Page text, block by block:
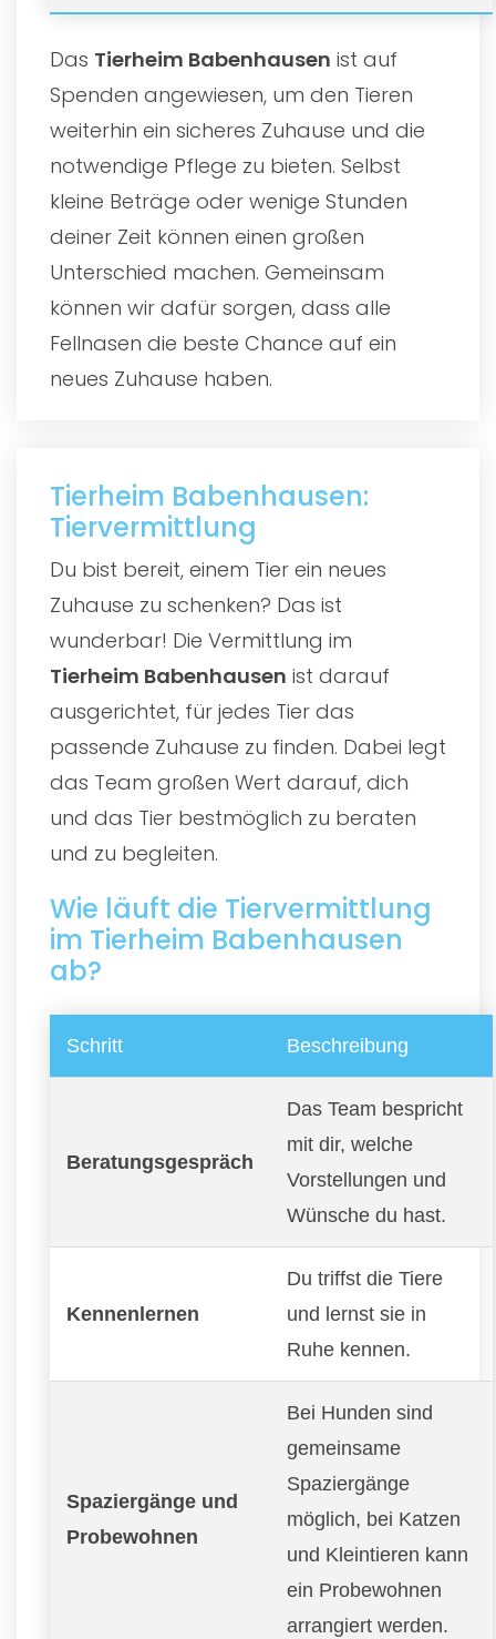
Das Tierheim Babenhausen ist auf
Spenden angewiesen, um den Tieren
weiterhin ein sicheres Zuhause und die
notwendige Pflege zu bieten. Selbst
kleine Beträge oder wenige Stunden
deiner Zeit können einen großen
Unterschied machen. Gemeinsam
können wir dafür sorgen, dass alle
Fellnasen die beste Chance auf ein
neues Zuhause haben.
Tierheim Babenhausen:
Tiervermittlung
Du bist bereit, einem Tier ein neues
Zuhause zu schenken? Das ist
wunderbar! Die Vermittlung im
Tierheim Babenhausen ist darauf
ausgerichtet, für jedes Tier das
passende Zuhause zu finden. Dabei legt
das Team großen Wert darauf, dich
und das Tier bestmöglich zu beraten
und zu begleiten.
Wie läuft die Tiervermittlung
im Tierheim Babenhausen
ab?
Schritt Beschreibung
Beratungsgespräch
Das Team bespricht
mit dir, welche
Vorstellungen und
Wünsche du hast.
Kennenlernen
Du triffst die Tiere
und lernst sie in
Ruhe kennen.
Spaziergänge und
Probewohnen
Bei Hunden sind
gemeinsame
Spaziergänge
möglich, bei Katzen
und Kleintieren kann
ein Probewohnen
arrangiert werden.